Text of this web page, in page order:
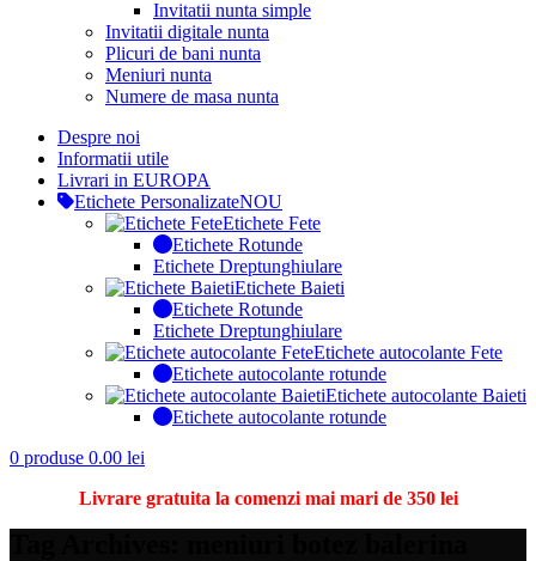
Invitatii nunta simple
Invitatii digitale nunta
Plicuri de bani nunta
Meniuri nunta
Numere de masa nunta
Despre noi
Informatii utile
Livrari in EUROPA
Etichete PersonalizateNOU
Etichete Fete
Etichete Rotunde
Etichete Dreptunghiulare
Etichete Baieti
Etichete Rotunde
Etichete Dreptunghiulare
Etichete autocolante Fete
Etichete autocolante rotunde
Etichete autocolante Baieti
Etichete autocolante rotunde
0 produse 0.00 lei
Livrare gratuita la comenzi mai mari de 350 lei